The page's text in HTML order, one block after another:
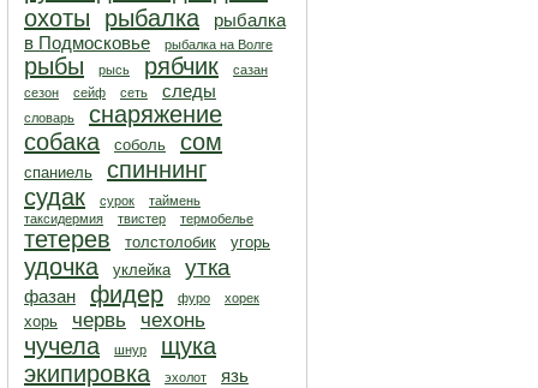
охоты
рыбалка
рыбалка
в Подмосковье
рыбалка на Волге
рыбы рысь рябчик
сазан
сезон
сейф сеть следы
словарь
снаряжение
собака
соболь сом
спаниель
спиннинг
судак
сурок
таймень
таксидермия
твистер термобелье
тетерев толстолобик угорь
удочка уклейка утка
фазан фидер фуро хорек
хорь червь чехонь
чучела шнур
щука
экипировка
эхолот язь